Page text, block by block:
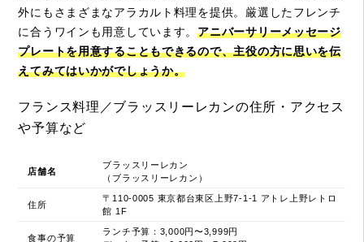
外にもさまざまなアラカルト料理を提供。厳選したフレンチ
に合うワインも用意しています。アニバーサリーメッセージ
プレートを用意することもできるので、主役の方に思いを伝
えてみてはいかがでしょうか。
フランス料理／ブラッスリーレカンの住所・アクセス
や予算など
店舗名
ブラッスリーレカン
（ブラッスリーレカン）
住所
〒110-0005 東京都台東区上野7-1-1 アトレ上野レトロ
館 1F
食事の予算
ランチ予算：3,000円〜3,999円